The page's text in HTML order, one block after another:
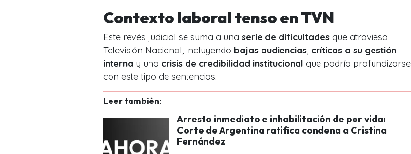
Contexto laboral tenso en TVN
Este revés judicial se suma a una serie de dificultades que atraviesa
Televisión Nacional, incluyendo bajas audiencias críticas a su gestión
interna y una crisis de credibilidad institucional que podría profundizarse
con este tipo de sentencias.
Leer también:
Arresto inmediato e inhabilitación de por vida:
Corte de Argentina ratifica condena a Cristina
Fernández